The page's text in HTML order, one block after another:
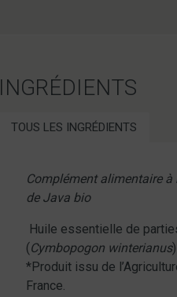
INGRÉDIENTS
TOUS LES INGRÉDIENTS
Complément alimentaire à
de Java bio
Huile essentielle de
(Cymbopogon winterianus)
*Produit issu de
France.